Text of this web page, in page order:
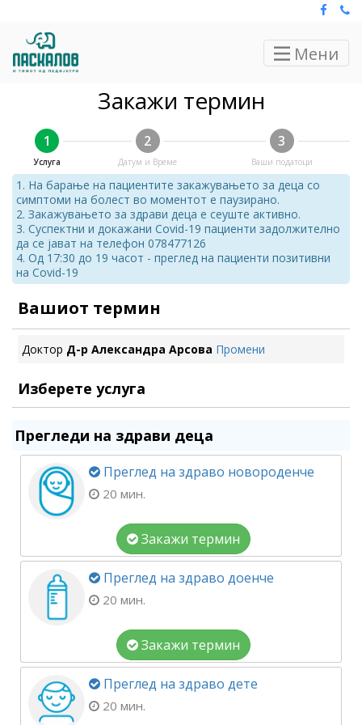
Мени
Закажи термин
1
Услуга
2
Датум и Време
3
Ваши податоци
1. На барање на пациентите закажувањето за деца со
симптоми на болест во моментот е паузирано.
2. Закажувањето за здрави деца е сеуште активно.
3. Суспектни и докажани Covid-19 пациенти задолжително
да се јават на телефон 078477126
4. Од 17:30 до 19 часот - преглед на пациенти позитивни
на Covid-19
Вашиот термин
Доктор Д-р Александра Арсова Промени
Изберете услуга
Прегледи на здрави деца
Преглед на здраво новороденче
20 мин.
Закажи термин
Преглед на здраво доенче
20 мин.
Закажи термин
Преглед на здраво дете
20 мин.